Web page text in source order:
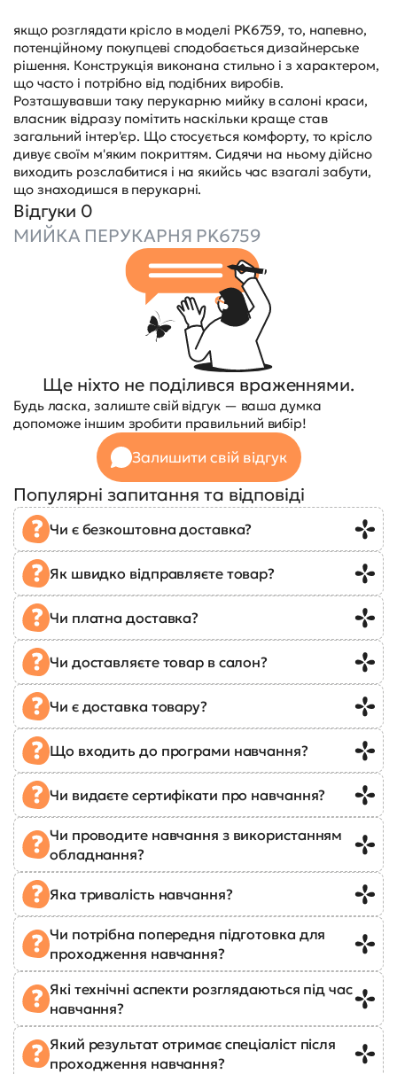
якщо розглядати крісло в моделі PK6759, то, напевно,
потенційному покупцеві сподобається дизайнерське
рішення. Конструкція виконана стильно і з характером,
що часто і потрібно від подібних виробів.
Розташувавши таку перукарню мийку в салоні краси,
власник відразу помітить наскільки краще став
загальний інтер'єр. Що стосується комфорту, то крісло
дивує своїм м'яким покриттям. Сидячи на ньому дійсно
виходить розслабитися і на якийсь час взагалі забути,
що знаходишся в перукарні.
Відгуки 0
МИЙКА ПЕРУКАРНЯ PK6759
Ще ніхто не поділився враженнями.
Будь ласка, залиште свій відгук — ваша думка
допоможе іншим зробити правильний вибір!
Залишити свій відгук
Популярні запитання та відповіді
Чи є безкоштовна доставка?
Як швидко відправляєте товар?
Чи платна доставка?
Чи доставляєте товар в салон?
Чи є доставка товару?
Що входить до програми навчання?
Чи видаєте сертифікати про навчання?
Чи проводите навчання з використанням
обладнання?
Яка тривалість навчання?
Чи потрібна попередня підготовка для
проходження навчання?
Які технічні аспекти розглядаються під час
навчання?
Який результат отримає спеціаліст після
проходження навчання?